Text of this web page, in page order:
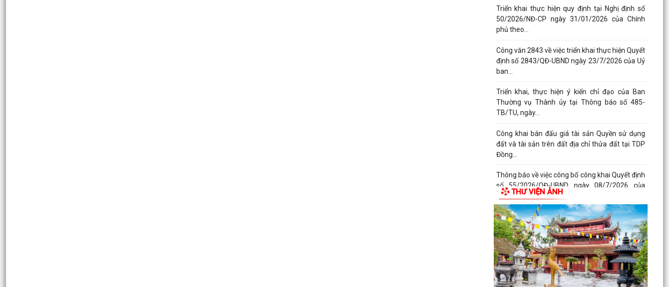
Triển khai thực hiện quy định tại Nghị định số
50/2026/NĐ-CP ngày 31/01/2026 của Chính
phủ theo...
Công văn 2843 về việc triển khai thực hiện Quyết
định số 2843/QĐ-UBND ngày 23/7/2026 của Uỷ
ban...
Triển khai, thực hiện ý kiến chỉ đạo của Ban
Thường vụ Thành ủy tại Thông báo số 485-
TB/TU, ngày...
Công khai bán đấu giá tài sản Quyền sử dụng
đất và tài sản trên đất địa chỉ thửa đất tại TDP
Đồng...
Thông báo về việc công bố công khai Quyết định
số 55/2026/QĐ-UBND ngày 08/7/2026 của
UBND thành phố...
Công bố công khai danh mục thủ tục hành
chính đủ điều kiện cung cấp dịch vụ công trực
tuyến và thủ...
Thông báo Ban hành bổ sung, sửa đổi mã định
danh cho các cơ quan, đơn vị hành chính nhà
nước trên...
THƯ VIỆN ẢNH